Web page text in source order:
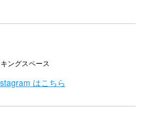
ングスペース
はこちら